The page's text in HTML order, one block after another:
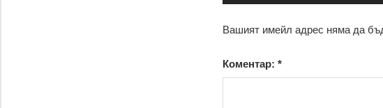
Вашият имейл адрес няма да
Коментар:*